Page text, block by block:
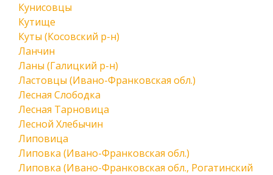
Кунисовцы
Кутище
Куты (Косовский р-н)
Ланчин
Ланы (Галицкий р-н)
Ластовцы (Ивано-Франковская обл.)
Лесная Слободка
Лесная Тарновица
Лесной Хлебычин
Липовица
Липовка (Ивано-Франковская обл.)
Липовка (Ивано-Франковская обл., Рогатинский